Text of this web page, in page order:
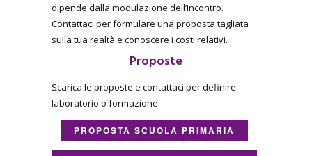
dipende dalla modulazione dell’incontro.
Contattaci per formulare una proposta tagliata
sulla tua realtà e conoscere i costi relativi.
Proposte
Scarica le proposte e contattaci per definire
laboratorio o formazione.
PROPOSTA SCUOLA PRIMARIA